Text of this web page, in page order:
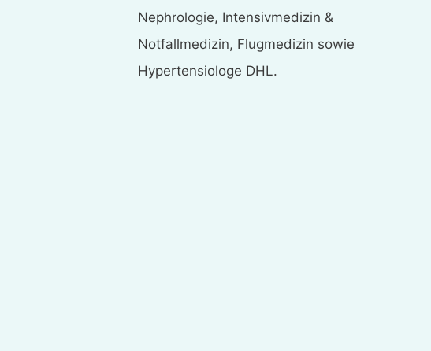
Nephrologie, Intensivmedizin &
Notfallmedizin, Flugmedizin sowie
Hypertensiologe DHL.